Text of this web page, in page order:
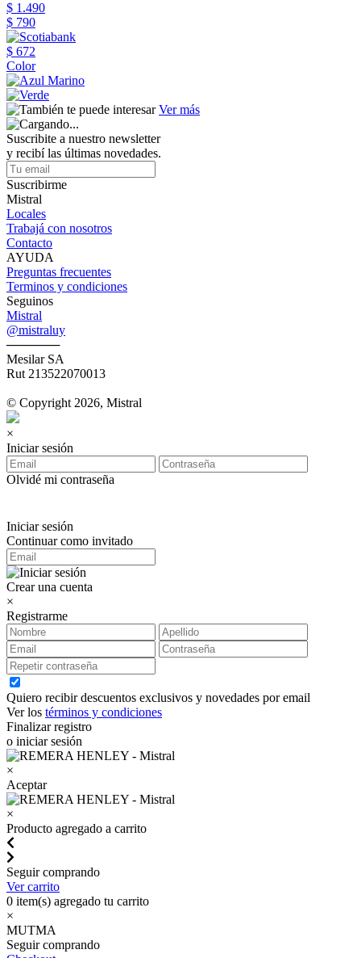
$ 1.490
$ 790
$ 672
Color
Ver más
Suscribite a nuestro newsletter
y recibí las últimas novedades.
Suscribirme
Mistral
Locales
Trabajá con nosotros
Contacto
AYUDA
Preguntas frecuentes
Terminos y condiciones
Seguinos
Mistral
@mistraluy
──────
Mesilar SA
Rut 213522070013
© Copyright 2026, Mistral
×
Iniciar sesión
Olvidé mi contraseña
Iniciar sesión
Continuar como invitado
Crear una cuenta
×
Registrarme
Quiero recibir descuentos exclusivos y novedades por email
Ver los términos y condiciones
Finalizar registro
o iniciar sesión
×
Aceptar
×
Producto agregado a carrito
Seguir comprando
Ver carrito
0 item(s) agregado tu carrito
×
MUTMA
Seguir comprando